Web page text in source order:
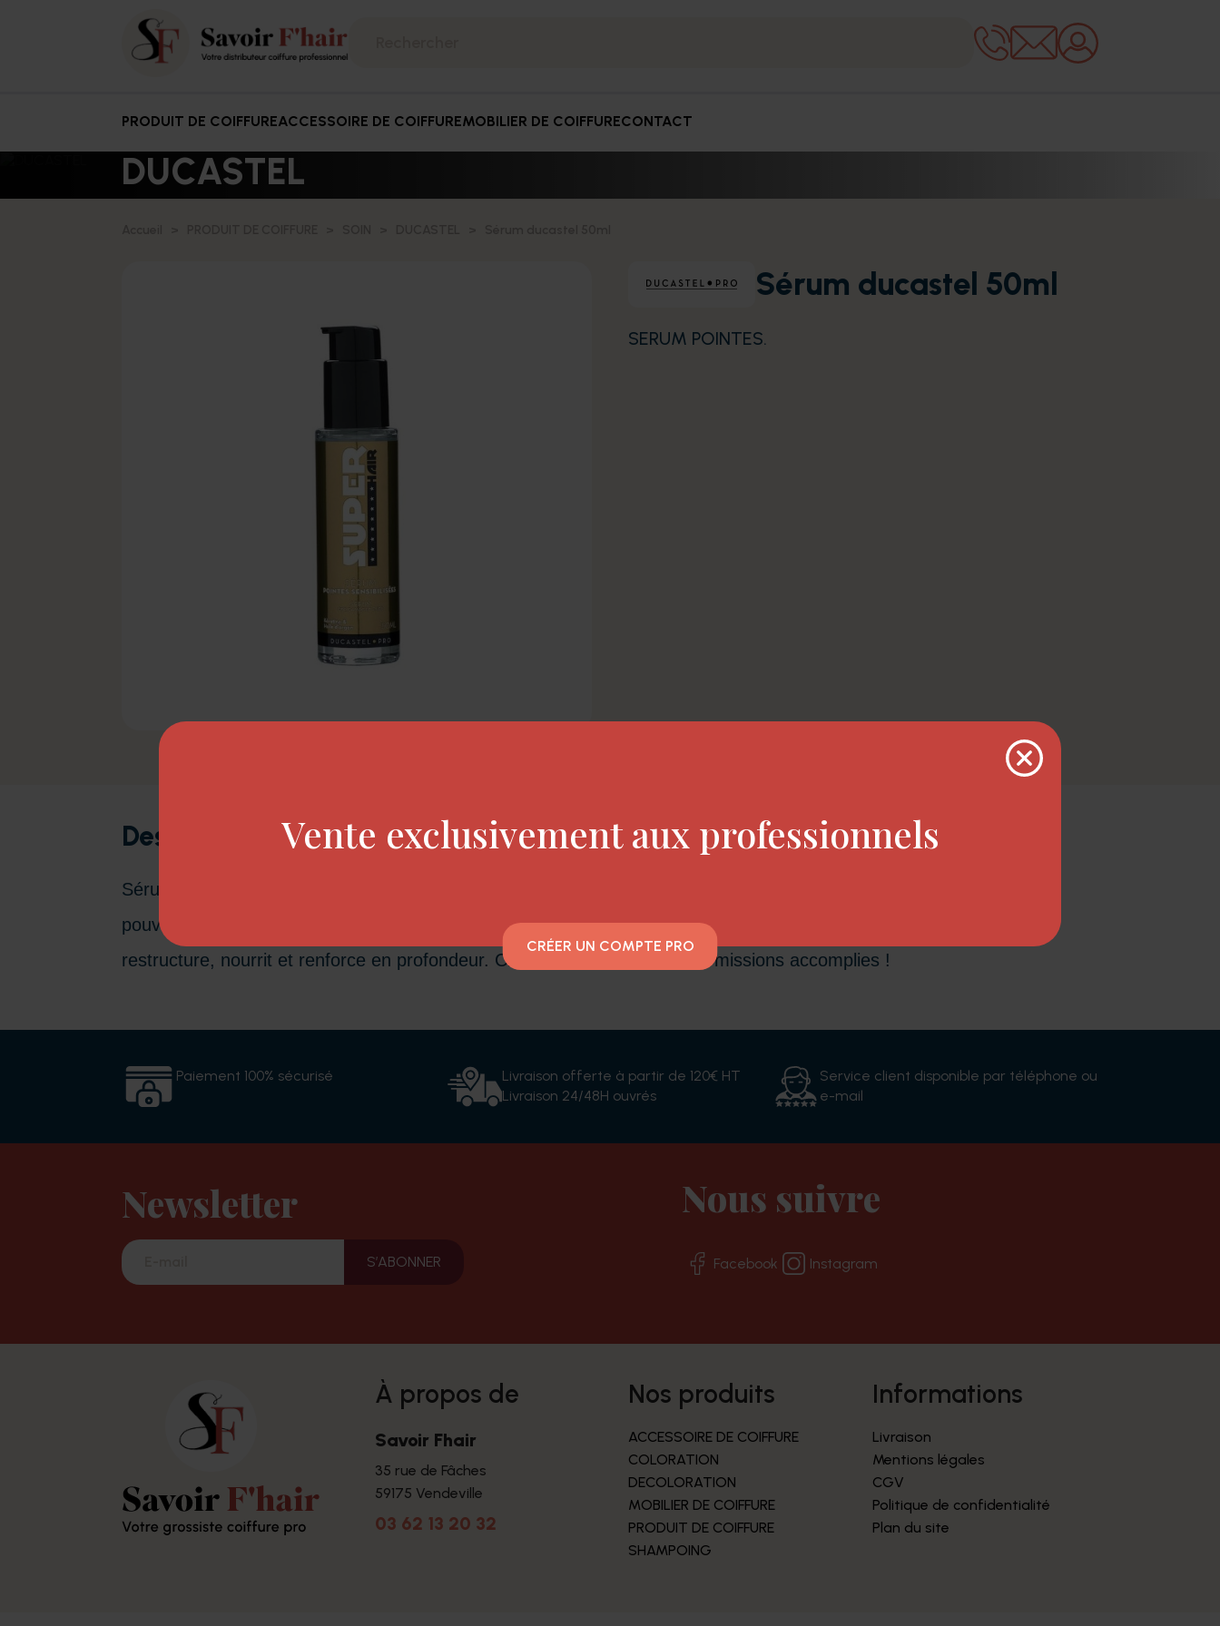
PRODUIT DE COIFFUREACCESSOIRE DE COIFFUREMOBILIER DE COIFFURECONTACT
DUCASTEL
Sérum ducastel 50ml
SERUM POINTES.
Description
Sérum pointes sensibiliées. Son devoir : secourir vos cheveux abimés ! En véritable super-héros, c'est grâce aux
pouvoirs de la kératine et de l'huile d'argan que le sérum 50 ML SUPER HAIR pointes sensibilisées de Ducastel
restructure, nourrit et renforce en profondeur. Cheveux doux et brillants : missions accomplies !
Paiement 100% sécurisé
Livraison offerte à partir de 120€ HT
Livraison 24/48H ouvrés
Service client disponible par téléphone ou
e-mail
Newsletter Nous suivre
Facebook Instagram
à propos de
Savoir Fhair
35 rue de Fâches
59175 Vendeville
03 62 13 20 32
nos produits
ACCESSOIRE DE COIFFURE
COLORATION
DECOLORATION
MOBILIER DE COIFFURE
PRODUIT DE COIFFURE
SHAMPOING
informations
Livraison
Mentions légales
CGV
Politique de confidentialité
Plan du site
Vente exclusivement aux professionnels
CRÉER UN COMPTE PRO